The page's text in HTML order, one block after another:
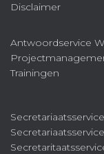
Disclaimer
Antwoordservice
Trainingen
Secretariaatsservice